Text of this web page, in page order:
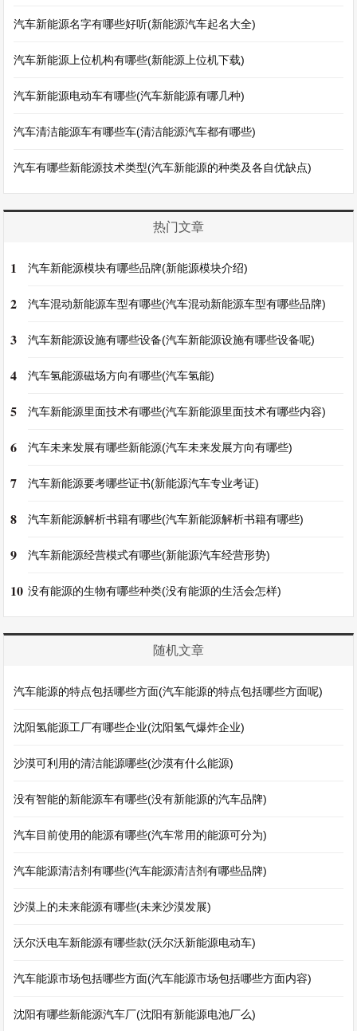
汽车新能源名字有哪些好听(新能源汽车起名大全)
汽车新能源上位机构有哪些(新能源上位机下载)
汽车新能源电动车有哪些(汽车新能源有哪几种)
汽车清洁能源车有哪些车(清洁能源汽车都有哪些)
汽车有哪些新能源技术类型(汽车新能源的种类及各自优缺点)
热门文章
1 汽车新能源模块有哪些品牌(新能源模块介绍)
2 汽车混动新能源车型有哪些(汽车混动新能源车型有哪些品牌)
3 汽车新能源设施有哪些设备(汽车新能源设施有哪些设备呢)
4 汽车氢能源磁场方向有哪些(汽车氢能)
5 汽车新能源里面技术有哪些(汽车新能源里面技术有哪些内容)
6 汽车未来发展有哪些新能源(汽车未来发展方向有哪些)
7 汽车新能源要考哪些证书(新能源汽车专业考证)
8 汽车新能源解析书籍有哪些(汽车新能源解析书籍有哪些)
9 汽车新能源经营模式有哪些(新能源汽车经营形势)
10 没有能源的生物有哪些种类(没有能源的生活会怎样)
随机文章
汽车能源的特点包括哪些方面(汽车能源的特点包括哪些方面呢)
沈阳氢能源工厂有哪些企业(沈阳氢气爆炸企业)
沙漠可利用的清洁能源哪些(沙漠有什么能源)
没有智能的新能源车有哪些(没有新能源的汽车品牌)
汽车目前使用的能源有哪些(汽车常用的能源可分为)
汽车能源清洁剂有哪些(汽车能源清洁剂有哪些品牌)
沙漠上的未来能源有哪些(未来沙漠发展)
沃尔沃电车新能源有哪些款(沃尔沃新能源电动车)
汽车能源市场包括哪些方面(汽车能源市场包括哪些方面内容)
沈阳有哪些新能源汽车厂(沈阳有新能源电池厂么)